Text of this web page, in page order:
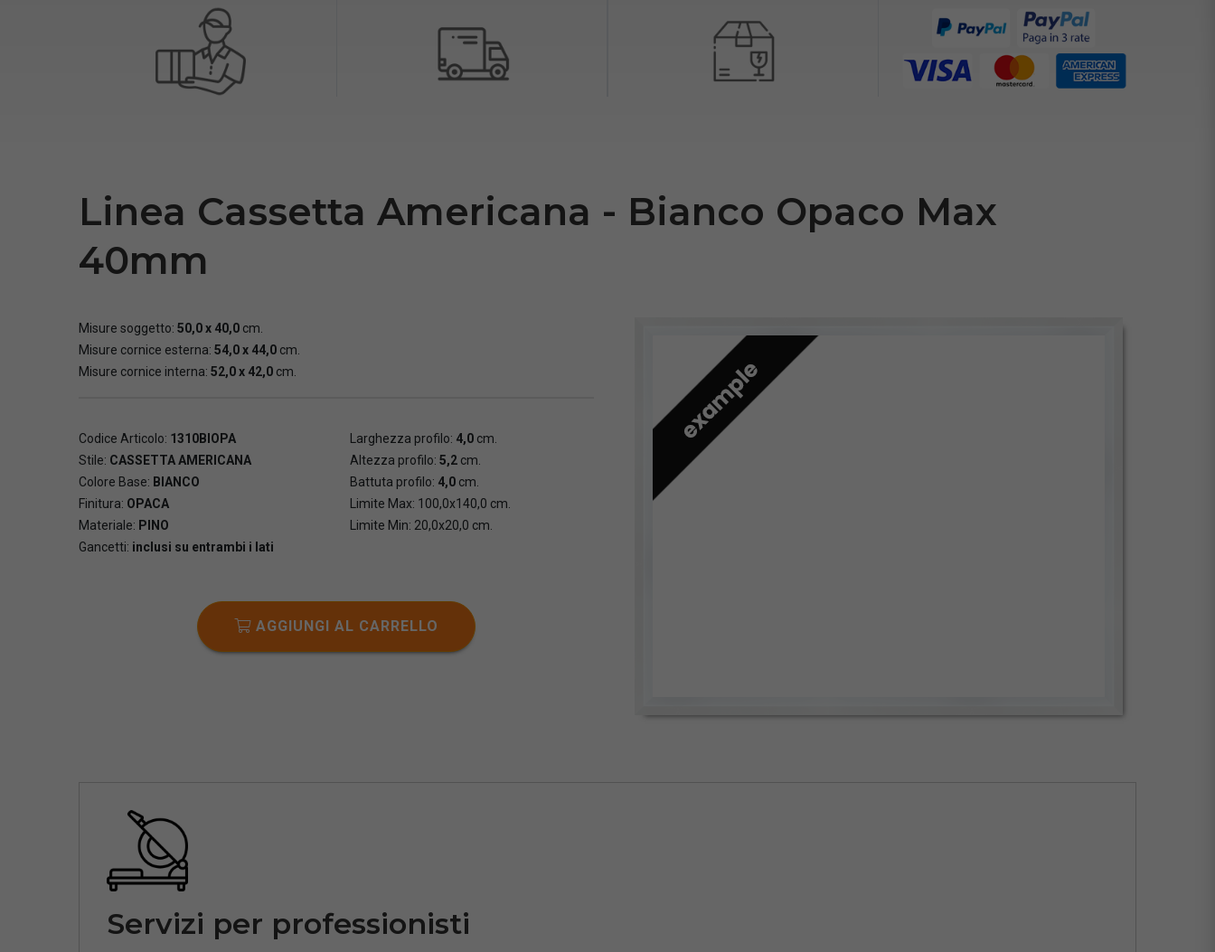
Linea Cassetta Americana - Bianco Opaco Max
40mm
Misure soggetto: 50,0 x 40,0 cm.
Misure cornice esterna: 54,0 x 44,0 cm.
Misure cornice interna: 52,0 x 42,0 cm.
Codice Articolo: 1310BIOPA
Stile: CASSETTA AMERICANA
Colore Base: BIANCO
Finitura: OPACA
Materiale: PINO
Gancetti: inclusi su entrambi i lati
Larghezza profilo: 4,0 cm.
Altezza profilo: 5,2 cm.
Battuta profilo: 4,0 cm.
Limite Max: 100,0x140,0 cm.
Limite Min: 20,0x20,0 cm.
AGGIUNGI AL CARRELLO
Servizi per professionisti